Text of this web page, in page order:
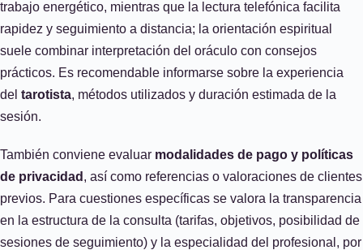
trabajo energético, mientras que la lectura telefónica facilita
rapidez y seguimiento a distancia; la orientación espiritual
suele combinar interpretación del oráculo con consejos
prácticos. Es recomendable informarse sobre la experiencia
del tarotista, métodos utilizados y duración estimada de la
sesión.
También conviene evaluar modalidades de pago y políticas
de privacidad , así como referencias o valoraciones de clientes
previos. Para cuestiones específicas se valora la transparencia
en la estructura de la consulta (tarifas, objetivos, posibilidad de
sesiones de seguimiento) y la especialidad del profesional, por